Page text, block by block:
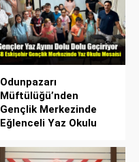
Odunpazarı
Müftülüğü’nden
Gençlik Merkezinde
Eğlenceli Yaz Okulu